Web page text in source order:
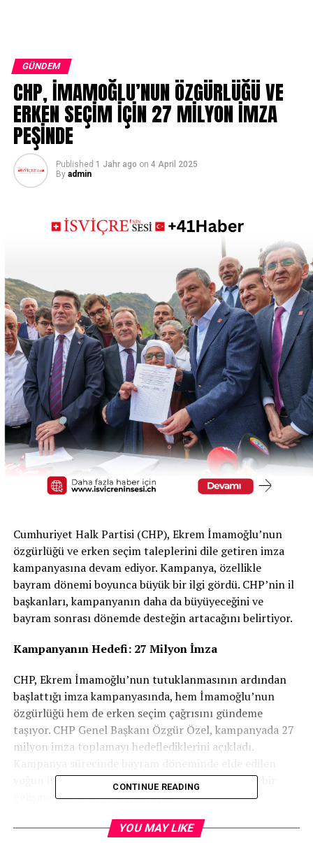
GÜNDEM
CHP, İMAMOĞLU’NUN ÖZGÜRLÜĞÜ VE
ERKEN SEÇİM İÇİN 27 MİLYON İMZA
PEŞİNDE
Published 1 Jahr ago on 4 April 2025
By admin
Cumhuriyet Halk Partisi (CHP), Ekrem İmamoğlu’nun
özgürlüğü ve erken seçim taleplerini dile getiren imza
kampanyasına devam ediyor. Kampanya, özellikle
bayram dönemi boyunca büyük bir ilgi gördü. CHP’nin il
başkanları, kampanyanın daha da büyüyeceğini ve
bayram sonrası dönemde desteğin artacağını belirtiyor.
Kampanyanın Hedefi: 27 Milyon İmza
CHP, Ekrem İmamoğlu’nun tutuklanmasının ardından
başlattığı imza kampanyasında, hem İmamoğlu’nun
özgürlüğü hem de erken seçim çağrısını gündeme
taşıyor. CHP Genel Başkanı Özgür Özel, kampanyada 27
milyon imza toplamayı hedeflediklerini açıkladı.
yoğun ilgi, CHP’li il başkanları tarafından önemli bir
gelişme olarak değerlendiriliyor.
İlk Aşama: 15 Milyon İmza
CONTINUE READING
YOU MAY LIKE